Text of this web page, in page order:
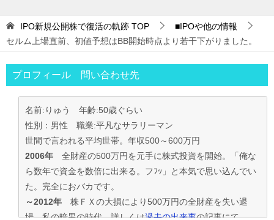
IPO新規公開株で復活の軌跡 TOP
■IPOや他の情報
セルム上場直前、初値予想はBB開始時点より若干下がりました。
プロフィール 問い合わせ先
名前:りゅう 年齢:50歳ぐらい
性別：男性 職業:平凡なサラリーマン
世間で言われる平均世帯。年収500～600万円
2006年 全財産の500万円を元手に株式投資を開始。「俺な
ら数年で資金を数倍に出来る。フﾌｯ」と本気で思い込んでい
た。完全におバカです。
～2012年 株ＦＸの大損により500万円の全財産を失い退
場。私の暗黒の時代。詳しくは過去の出来事の記事にて